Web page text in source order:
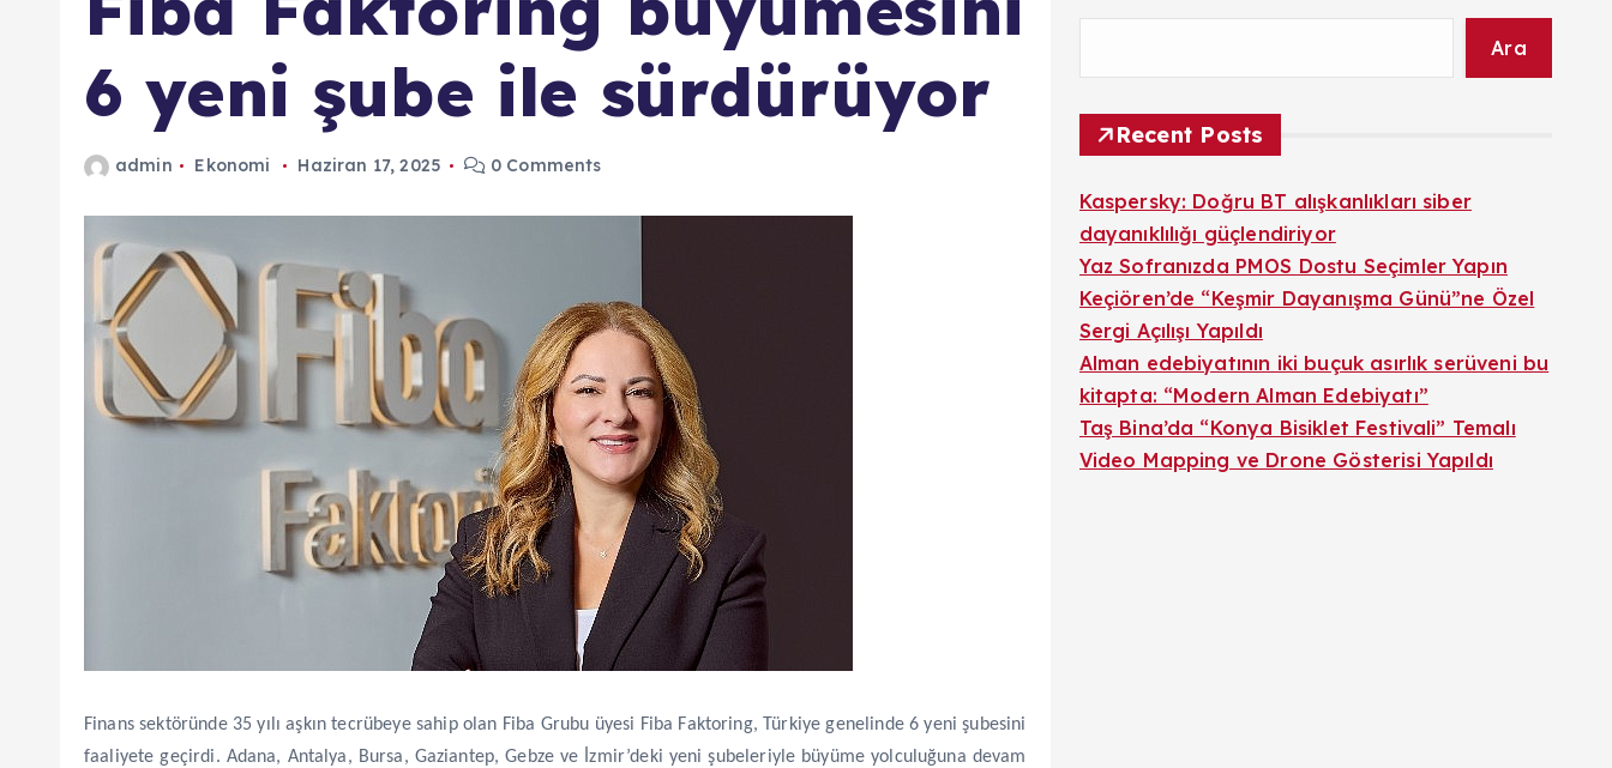
6 yeni şube ile sürdürüyor
admin Ekonomi Haziran 17, 2025 0 Comments
Finans sektöründe 35 yılı aşkın tecrübeye sahip olan Fiba Grubu üyesi Fiba Faktoring, Türkiye genelinde 6 yeni şubesini
faaliyete geçirdi. Adana, Antalya, Bursa, Gaziantep, Gebze ve İzmir’deki yeni şubeleriyle büyüme yolculuğuna devam
Ara
Recent Posts
Kaspersky: Doğru BT alışkanlıkları siber
dayanıklılığı güçlendiriyor
Yaz Sofranızda PMOS Dostu Seçimler Yapın
Keçiören’de “Keşmir Dayanışma Günü”ne Özel
Sergi Açılışı Yapıldı
Alman edebiyatının iki buçuk asırlık serüveni bu
kitapta: “Modern Alman Edebiyatı”
Taş Bina’da “Konya Bisiklet Festivali” Temalı
Video Mapping ve Drone Gösterisi Yapıldı